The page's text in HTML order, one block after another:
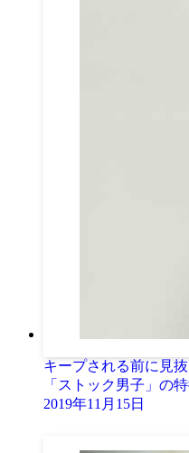
キープされる前に見
「ストック男子」の
2019年11月15日